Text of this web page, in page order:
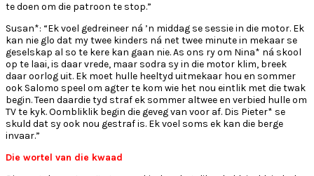
te doen om die patroon te stop.”
Susan*: “Ek voel gedreineer ná ’n middag se sessie in die motor. Ek
kan nie glo dat my twee kinders ná net twee minute in mekaar se
geselskap al so te kere kan gaan nie. As ons ry om Nina* ná skool
op te laai, is daar vrede, maar sodra sy in die motor klim, breek
daar oorlog uit. Ek moet hulle heeltyd uitmekaar hou en sommer
ook Salomo speel om agter te kom wie het nou eintlik met die twak
begin. Teen daardie tyd straf ek sommer altwee en verbied hulle om
TV te kyk. Oombliklik begin die geveg van voor af. Dis Pieter* se
skuld dat sy ook nou gestraf is. Ek voel soms ek kan die berge
invaar.”
Die wortel van die kwaad